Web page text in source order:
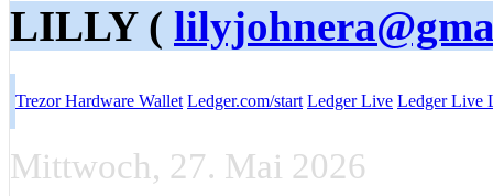
LILLY (
Trezor Hardware Wallet Ledger.com/start Ledger Live Ledger Live
Mittwoch, 27. Mai 2026